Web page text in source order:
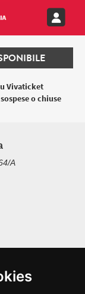
Vivaticket
o chiuse
A